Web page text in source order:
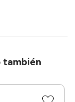
también